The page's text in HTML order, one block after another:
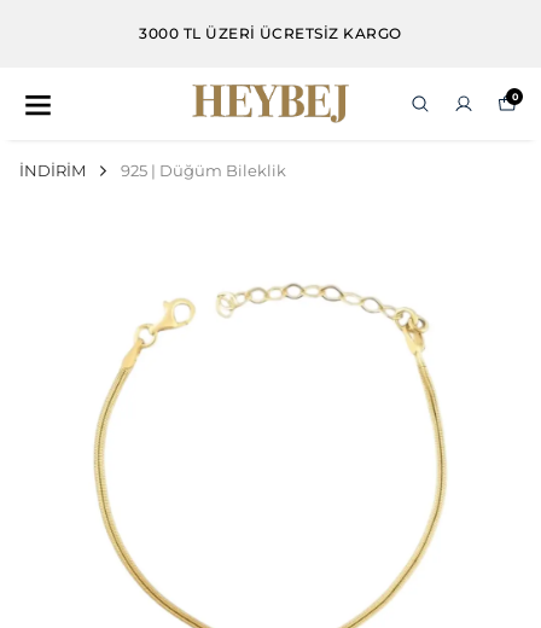
3000 TL VE ÜZERI ALIŞVERIŞLERDE DAMLA
HEDIYE
0
İNDİRİM 925 | Düğüm Bileklik